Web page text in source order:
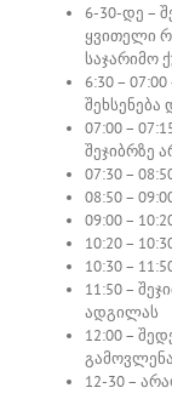
6-30-დე –
ყვითელი
საჯარიმო
6:30 –
შეხსენება
07:00 –
შეჯიბრზე
07:30 –
08:50 –
09:00 –
10:20 –
10:30 –
11:50 –
ადგილას
12:00 –
12-30 –